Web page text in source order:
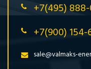
+7(495)
+7(900) 154-
sale@valmaks-